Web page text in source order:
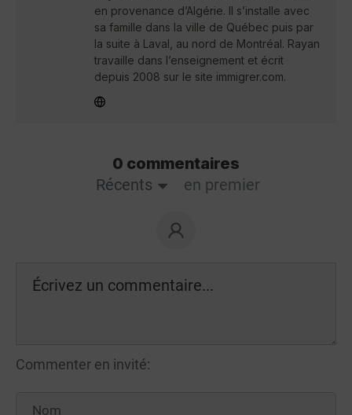
en provenance d’Algérie. Il s’installe avec
sa famille dans la ville de Québec puis par
la suite à Laval, au nord de Montréal. Rayan
travaille dans l’enseignement et écrit
depuis 2008 sur le site immigrer.com.
0 commentaires
Récents
en premier
Commenter en invité: